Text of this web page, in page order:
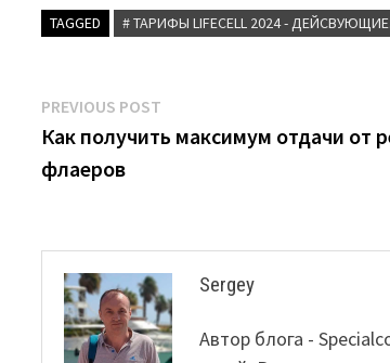
TAGGED # ТАРИФЫ LIFECELL 2024 -
Post
navigation
PREVIOUS POST
post:
Как получить максимум отдачи от
флаеров
Sergey
Автор блога -